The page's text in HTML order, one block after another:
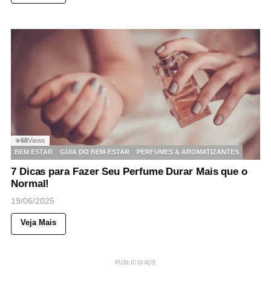
◉68Views
BEM ESTAR
GUIA DO BEM-ESTAR PERFUMES & AROMATIZANTES
7 Dicas para Fazer Seu Perfume Durar Mais que o
Normal!
19/06/2025
Veja Mais
PUBLICIDADE